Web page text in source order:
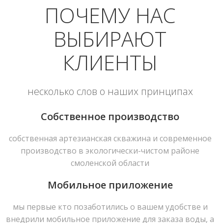
ПОЧЕМУ НАС
ВЫБИРАЮТ
КЛИЕНТЫ
несколько слов о наших принципах
Собственное производство
собственная артезианская скважина и современное
производство в экологически-чистом районе
смоленской области
Мобильное приложение
мы первые кто позаботились о вашем удобстве и
внедрили мобильное приложение для заказа воды, а